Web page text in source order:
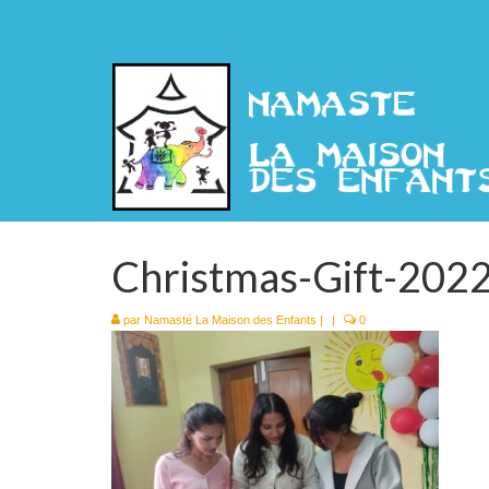
Christmas-Gift-
par Namasté La Maison des Enfants | | 0